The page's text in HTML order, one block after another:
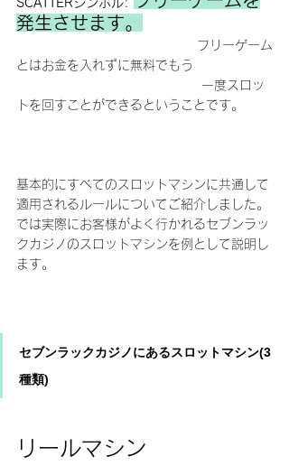
SCATTERシンボル:
発生させます。
とはお金を入れずに無料でもう
トを回すことができるということです。
基本的にすべてのスロットマシンに共通して
適用されるルールについてご紹介しました。
では実際にお客様がよく行かれるセブンラッ
クカジノのスロットマシンを例として説明し
ます。
セブンラックカジノにあるスロットマシン(3
種類)
リールマシン